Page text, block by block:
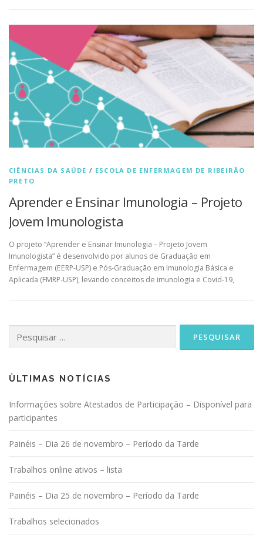
CIÊNCIAS DA SAÚDE / ESCOLA DE ENFERMAGEM DE RIBEIRÃO
PRETO
Aprender e Ensinar Imunologia – Projeto
Jovem Imunologista
O projeto “Aprender e Ensinar Imunologia – Projeto Jovem
Imunologista” é desenvolvido por alunos de Graduação em
Enfermagem (EERP-USP) e Pós-Graduação em Imunologia Básica e
Aplicada (FMRP-USP), levando conceitos de imunologia e Covid-19,
por:
ÙLTIMAS NOTÍCIAS
Informações sobre Atestados de Participação – Disponível para
participantes
Painéis – Dia 26 de novembro – Período da Tarde
Trabalhos online ativos – lista
Painéis – Dia 25 de novembro – Período da Tarde
Trabalhos selecionados